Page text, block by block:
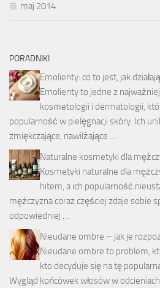
maj 2014
PORADNIKI
Emolienty: co to jest, jak
Emolienty to jedne z
kosmetologii i dermatologii,
popularność w pielęgnacji skóry. Ich
zmiękczające, nawilżające …
Naturalne kosmetyki dla
Kosmetyki naturalne dla
hitem, a ich popularność
mężczyzna coraz częściej zdaje sobie
odpowiedniej …
Nieudane ombre – jak je
Nieudane ombre to problem,
kto decyduje się na tę
Wygląd końcówek włosów w